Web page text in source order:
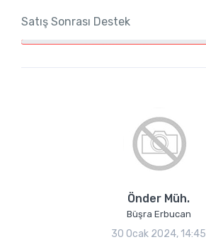
Satış Sonrası Destek
Önder Müh.
Büşra Erbucan
30 Ocak 2024, 14:45